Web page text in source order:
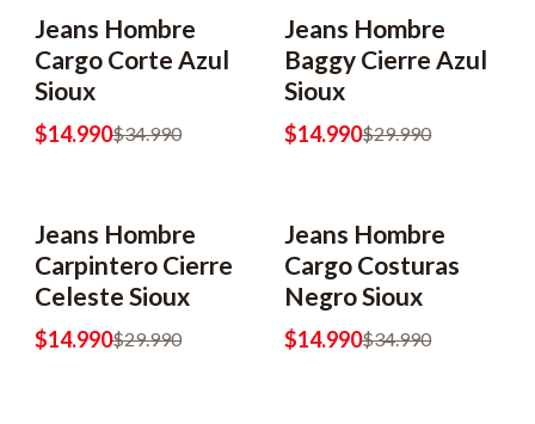
-57% OFF
Jeans Hombre
Cargo Corte Azul
Sioux
$14.990$34.990
-50% OFF
Jeans Hombre
Baggy Cierre Azul
Sioux
$14.990$29.990
-50% OFF
Jeans Hombre
Carpintero Cierre
Celeste Sioux
$14.990$29.990
-57% OFF
Jeans Hombre
Cargo Costuras
Negro Sioux
$14.990$34.990